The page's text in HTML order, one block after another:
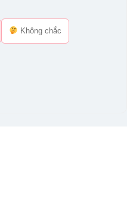
Không chắc